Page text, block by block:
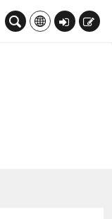
ロ
新